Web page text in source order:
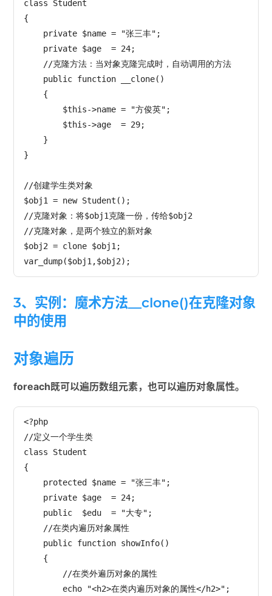
class Student
{
    private $name = "张三丰";
    private $age  = 24;
    //克隆方法：当对象克隆完成时，自动调用的方法
    public function __clone()
    {
        $this->name = "方俊英";
        $this->age  = 29;
    }
}
//创建学生类对象
$obj1 = new Student();
//克隆对象：将$obj1克隆一份，传给$obj2
//克隆对象，是两个独立的新对象
$obj2 = clone $obj1;
3、实例：魔术方法__clone()在克隆对象
中的使用
对象遍历
foreach既可以遍历数组元素，也可以遍历对象属性。
<?php
//定义一个学生类
class Student
{
    protected $name = "张三丰";
    private $age  = 24;
    public  $edu  = "大专";
    //在类内遍历对象属性
    public function showInfo()
    {
        //在类外遍历对象的属性
        echo "<h2>在类内遍历对象的属性</h2>";